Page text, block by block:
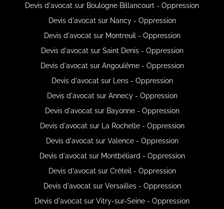
Devis d'avocat sur Boulogne Billancourt - Oppression
Devis d'avocat sur Nancy - Oppression
Devis d'avocat sur Montreuil - Oppression
Devis d'avocat sur Saint Denis - Oppression
Devis d'avocat sur Angoulême - Oppression
Devis d'avocat sur Lens - Oppression
Devis d'avocat sur Annecy - Oppression
Devis d'avocat sur Bayonne - Oppression
Devis d'avocat sur La Rochelle - Oppression
Devis d'avocat sur Valence - Oppression
Devis d'avocat sur Montbéliard - Oppression
Devis d'avocat sur Créteil - Oppression
Devis d'avocat sur Versailles - Oppression
Devis d'avocat sur Vitry-sur-Seine - Oppression